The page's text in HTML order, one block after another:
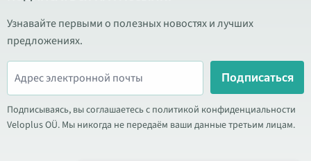
Узнавайте первыми о полезных новостях и лучших
предложениях.
Подписаться
Подписываясь, вы соглашаетесь с политикой конфиденциальности
Veloplus OÜ. Мы никогда не передаём ваши данные третьим лицам.